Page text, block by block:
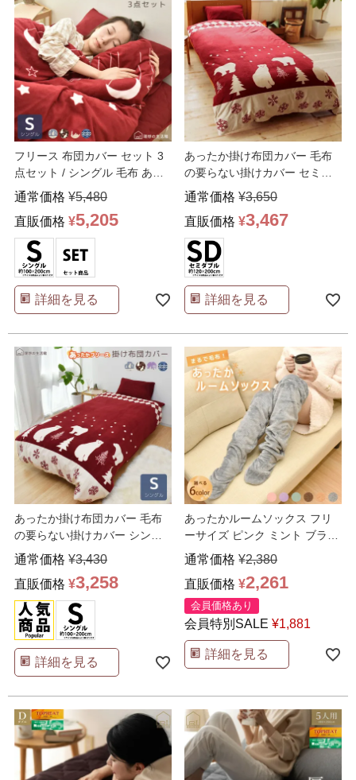
フリース 布団カバー セット 3
点セット / シングル 毛布 あっ
たか 敷きパッ …
通常価格 ¥5,480
直販価格 ¥5,205
詳細を見る
あったか掛け布団カバー 毛布
の要らない掛けカバー セミダ
ブル
通常価格 ¥3,650
直販価格 ¥3,467
詳細を見る
あったか掛け布団カバー 毛布
の要らない掛けカバー シング
ル
通常価格 ¥3,430
直販価格 ¥3,258
詳細を見る
あったかルームソックス フリ
ーサイズ ピンク ミント ブラウ
ン グレー ベージュ
通常価格 ¥2,380
直販価格 ¥2,261
会員価格あり
会員特別SALE ¥1,881
詳細を見る